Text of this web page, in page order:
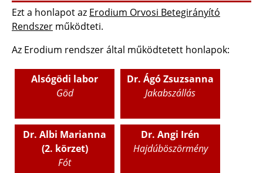
Ezt a honlapot az Erodium Orvosi Betegirányító
Rendszer működteti.
Az Erodium rendszer által működtetett honlapok:
Alsógödi labor
Göd
Dr. Ágó Zsuzsanna
Jakabszállás
Dr. Albi Marianna
(2. körzet)
Fót
Dr. Angi Irén
Hajdúböszörmény